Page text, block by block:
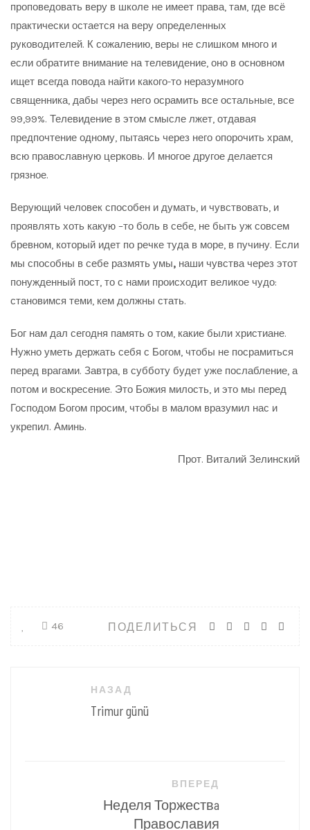
проповедовать веру в школе не имеет права, там, где всё
практически остается на веру определенных
руководителей. К сожалению, веры не слишком много и
если обратите внимание на телевидение, оно в основном
ищет всегда повода найти какого-то неразумного
священника, дабы через него осрамить все остальные, все
99,99%. Телевидение в этом смысле лжет, отдавая
предпочтение одному, пытаясь через него опорочить храм,
всю православную церковь. И многое другое делается
грязное.
Верующий человек способен и думать, и чувствовать, и
проявлять хоть какую –то боль в себе, не быть уж совсем
бревном, который идет по речке туда в море, в пучину. Если
мы способны в себе размять умы, наши чувства через этот
понужденный пост, то с нами происходит великое чудо:
становимся теми, кем должны стать.
Бог нам дал сегодня память о том, какие были христиане.
Нужно уметь держать себя с Богом, чтобы не посрамиться
перед врагами. Завтра, в субботу будет уже послабление, а
потом и воскресение. Это Божия милость, и это мы перед
Господом Богом просим, чтобы в малом вразумил нас и
укрепил. Аминь.
Прот. Виталий Зелинский
ПОДЕЛИТЬСЯ
46
НАЗАД
Trimur günü
ВПЕРЕД
Неделя Торжествa
Православия